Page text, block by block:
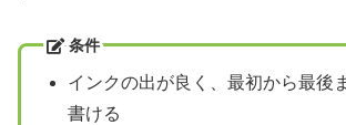
条件
インクの出が良く、最初から最後
書ける